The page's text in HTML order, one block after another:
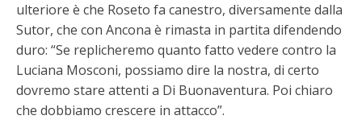
ulteriore è che Roseto fa canestro, diversamente dalla
Sutor, che con Ancona è rimasta in partita difendendo
duro: “Se replicheremo quanto fatto vedere contro la
Luciana Mosconi, possiamo dire la nostra, di certo
dovremo stare attenti a Di Buonaventura. Poi chiaro
che dobbiamo crescere in attacco”.